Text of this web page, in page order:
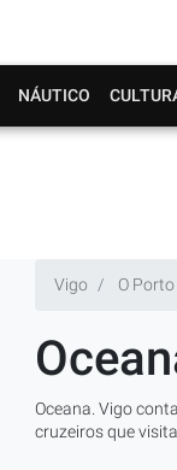
NÁUTICO
Vigo O
Oceana. Vigo
cruzeiros que